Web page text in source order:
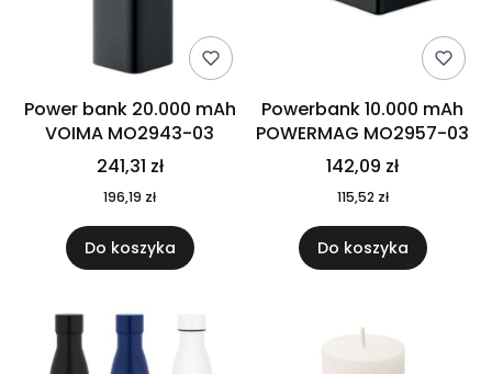
Power bank 20.000 mAh
VOIMA MO2943-03
241,31 zł
196,19 zł
Do koszyka
Powerbank 10.000 mAh
POWERMAG MO2957-03
142,09 zł
115,52 zł
Do koszyka